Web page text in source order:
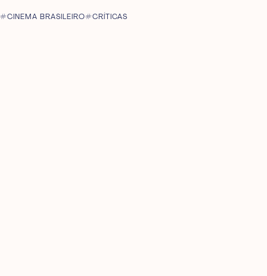
CINEMA BRASILEIRO CRÍTICAS